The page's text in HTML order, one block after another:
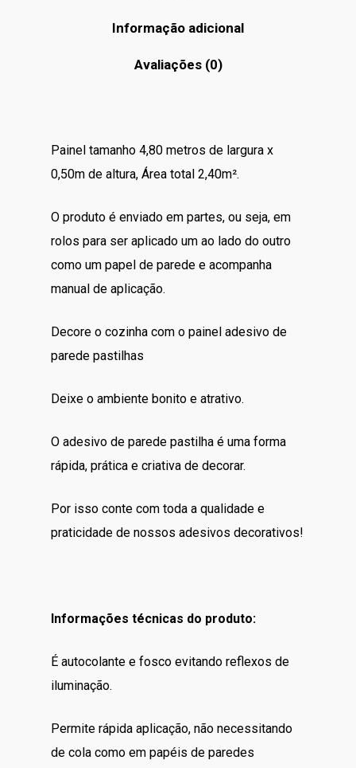
Informação adicional
Avaliações (0)
Painel tamanho 4,80 metros de largura x
0,50m de altura, Área total 2,40m².
O produto é enviado em partes, ou seja, em
rolos para ser aplicado um ao lado do outro
como um papel de parede e acompanha
manual de aplicação.
Decore o cozinha com o painel adesivo de
parede pastilhas
Deixe o ambiente bonito e atrativo.
O adesivo de parede pastilha é uma forma
rápida, prática e criativa de decorar.
Por isso conte com toda a qualidade e
praticidade de nossos adesivos decorativos!
Informações técnicas do produto:
É autocolante e fosco evitando reflexos de
iluminação.
Permite rápida aplicação, não necessitando
de cola como em papéis de paredes